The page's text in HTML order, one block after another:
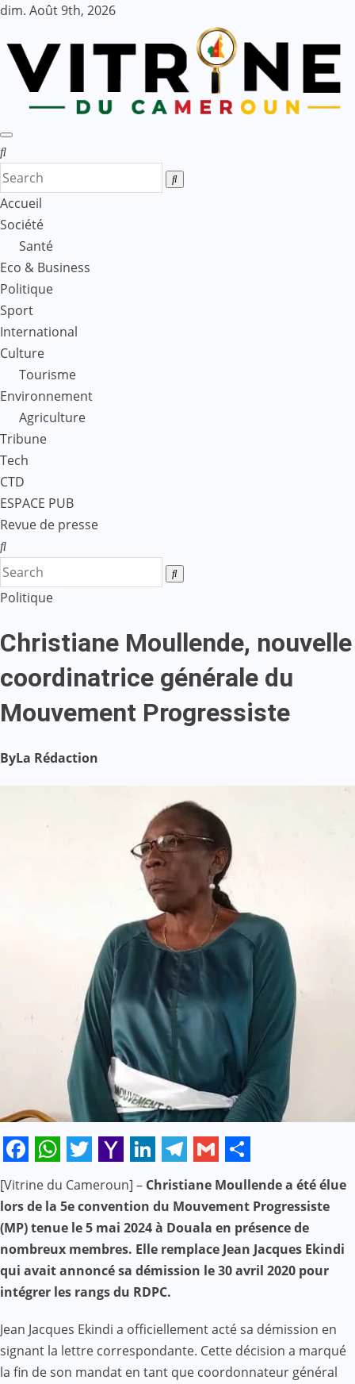
Skip
content
dim. Août 9th, 2026
Accueil
Société
Santé
Eco & Business
Politique
Sport
International
Culture
Tourisme
Environnement
Agriculture
Tribune
Tech
CTD
ESPACE PUB
Revue de presse
Politique
Christiane Moullende, nouvelle
coordinatrice générale du
Mouvement Progressiste
ByLa Rédaction
Facebook
WhatsApp
Twitter
Yahoo
Mail
LinkedIn
Telegram
Gmail
Share
[Vitrine du Cameroun] – Christiane Moullende a été élue
lors de la 5e convention du Mouvement Progressiste
(MP) tenue le 5 mai 2024 à Douala en présence de
nombreux membres. Elle remplace Jean Jacques Ekindi
qui avait annoncé sa démission le 30 avril 2020 pour
intégrer les rangs du RDPC.
Jean Jacques Ekindi a officiellement acté sa démission en
signant la lettre correspondante. Cette décision a marqué
la fin de son mandat en tant que coordonnateur général